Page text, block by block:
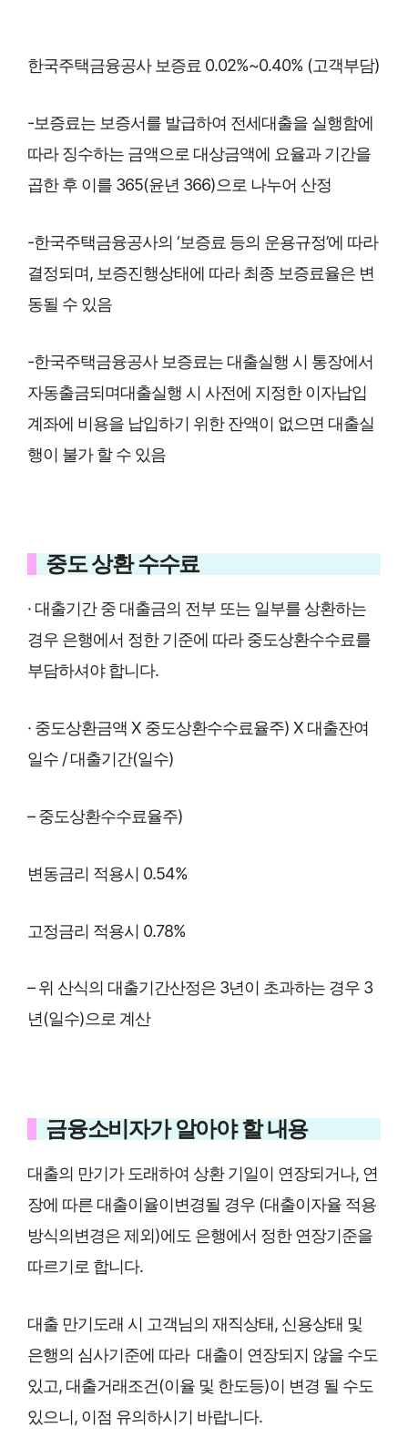
한국주택금융공사 보증료 0.02%~0.40% (고객부담)
-보증료는 보증서를 발급하여 전세대출을 실행함에
따라 징수하는 금액으로 대상금액에 요율과 기간을
곱한 후 이를 365(윤년 366)으로 나누어 산정
-한국주택금융공사의 ‘보증료 등의 운용규정’에 따라
결정되며, 보증진행상태에 따라 최종 보증료율은 변
동될 수 있음
-한국주택금융공사 보증료는 대출실행 시 통장에서
자동출금되며대출실행 시 사전에 지정한 이자납입
계좌에 비용을 납입하기 위한 잔액이 없으면 대출실
행이 불가 할 수 있음
중도 상환 수수료
· 대출기간 중 대출금의 전부 또는 일부를 상환하는
경우 은행에서 정한 기준에 따라 중도상환수수료를
부담하셔야 합니다.
· 중도상환금액 X 중도상환수수료율주) X 대출잔여
일수 / 대출기간(일수)
– 중도상환수수료율주)
변동금리 적용시 0.54%
고정금리 적용시 0.78%
– 위 산식의 대출기간산정은 3년이 초과하는 경우 3
년(일수)으로 계산
금융소비자가 알아야 할 내용
대출의 만기가 도래하여 상환 기일이 연장되거나, 연
장에 따른 대출이율이변경될 경우 (대출이자율 적용
방식의변경은 제외)에도 은행에서 정한 연장기준을
따르기로 합니다.
대출 만기도래 시 고객님의 재직상태, 신용상태 및
은행의 심사기준에 따라 대출이 연장되지 않을 수도
있고, 대출거래조건(이율 및 한도등)이 변경 될 수도
있으니, 이점 유의하시기 바랍니다.